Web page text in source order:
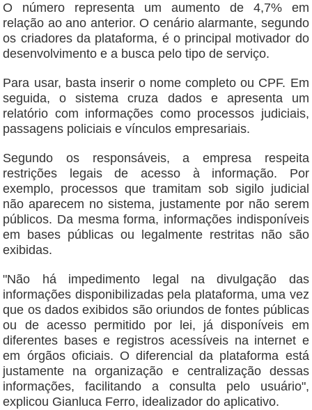
O número representa um aumento de 4,7% em
relação ao ano anterior. O cenário alarmante, segundo
os criadores da plataforma, é o principal motivador do
desenvolvimento e a busca pelo tipo de serviço.
Para usar, basta inserir o nome completo ou CPF. Em
seguida, o sistema cruza dados e apresenta um
relatório com informações como processos judiciais,
passagens policiais e vínculos empresariais.
Segundo os responsáveis, a empresa respeita
restrições legais de acesso à informação. Por
exemplo, processos que tramitam sob sigilo judicial
não aparecem no sistema, justamente por não serem
públicos. Da mesma forma, informações indisponíveis
em bases públicas ou legalmente restritas não são
exibidas.
"Não há impedimento legal na divulgação das
informações disponibilizadas pela plataforma, uma vez
que os dados exibidos são oriundos de fontes públicas
ou de acesso permitido por lei, já disponíveis em
diferentes bases e registros acessíveis na internet e
em órgãos oficiais. O diferencial da plataforma está
justamente na organização e centralização dessas
informações, facilitando a consulta pelo usuário",
explicou Gianluca Ferro, idealizador do aplicativo.